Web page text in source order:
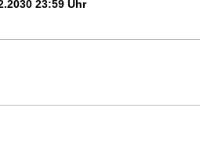
23:59 Uhr